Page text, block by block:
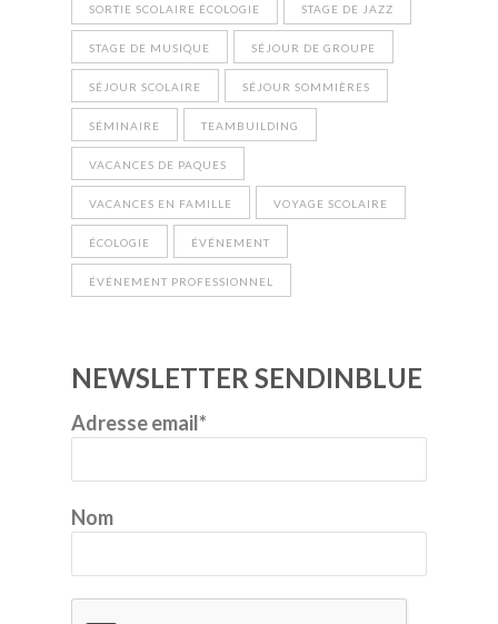
SORTIE SCOLAIRE ÉCOLOGIE STAGE DE JAZZ
STAGE DE MUSIQUE SÉJOUR DE GROUPE
SÉJOUR SCOLAIRE SÉJOUR SOMMIÈRES
SÉMINAIRE TEAMBUILDING
VACANCES DE PAQUES
VACANCES EN FAMILLE VOYAGE SCOLAIRE
ÉCOLOGIE ÉVÉNEMENT
ÉVÉNEMENT PROFESSIONNEL
NEWSLETTER SENDINBLUE
Adresse email*
Nom